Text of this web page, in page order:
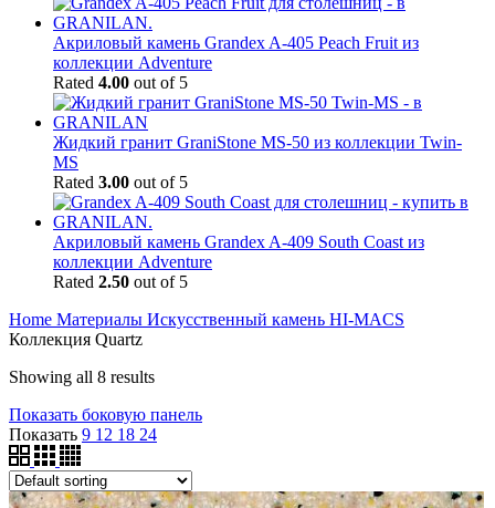
Акриловый камень Grandex A-405 Peach Fruit из
коллекции Adventure
Rated 4.00 out of 5
Жидкий гранит GraniStone MS-50 из коллекции Twin-
MS
Rated 3.00 out of 5
Акриловый камень Grandex A-409 South Coast из
коллекции Adventure
Rated 2.50 out of 5
Home Материалы Искусственный камень HI-MACS
Коллекция Quartz
Showing all 8 results
Показать боковую панель
Показать 9 12 18 24